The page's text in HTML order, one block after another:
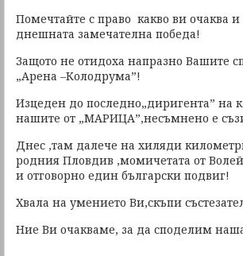
Помечтайте с право какво ви очаква
днешната замечателна победа!
Защото не отидоха напразно Вашите
„Арена –Колодрума”!
Изцеден до последно„диригента” на
нашите от „МАРИЦА”,несъмнено е
Днес ,там далече на хиляди
родния Пловдив ,момичетата от
и отговорно един български подвиг!
Хвала на умението Ви,скъпи
Ние Ви очакваме, за да споделим